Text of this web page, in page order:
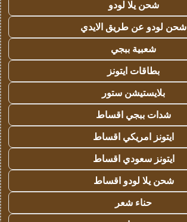
شحن يلا لودو
شحن لودو عن طريق الايدي
شعبية ببجي
بطاقات ايتونز
بلايستيشن ستور
شدات ببجي اقساط
ايتونز امريكي اقساط
ايتونز سعودي اقساط
شحن يلا لودو اقساط
حناء شعر